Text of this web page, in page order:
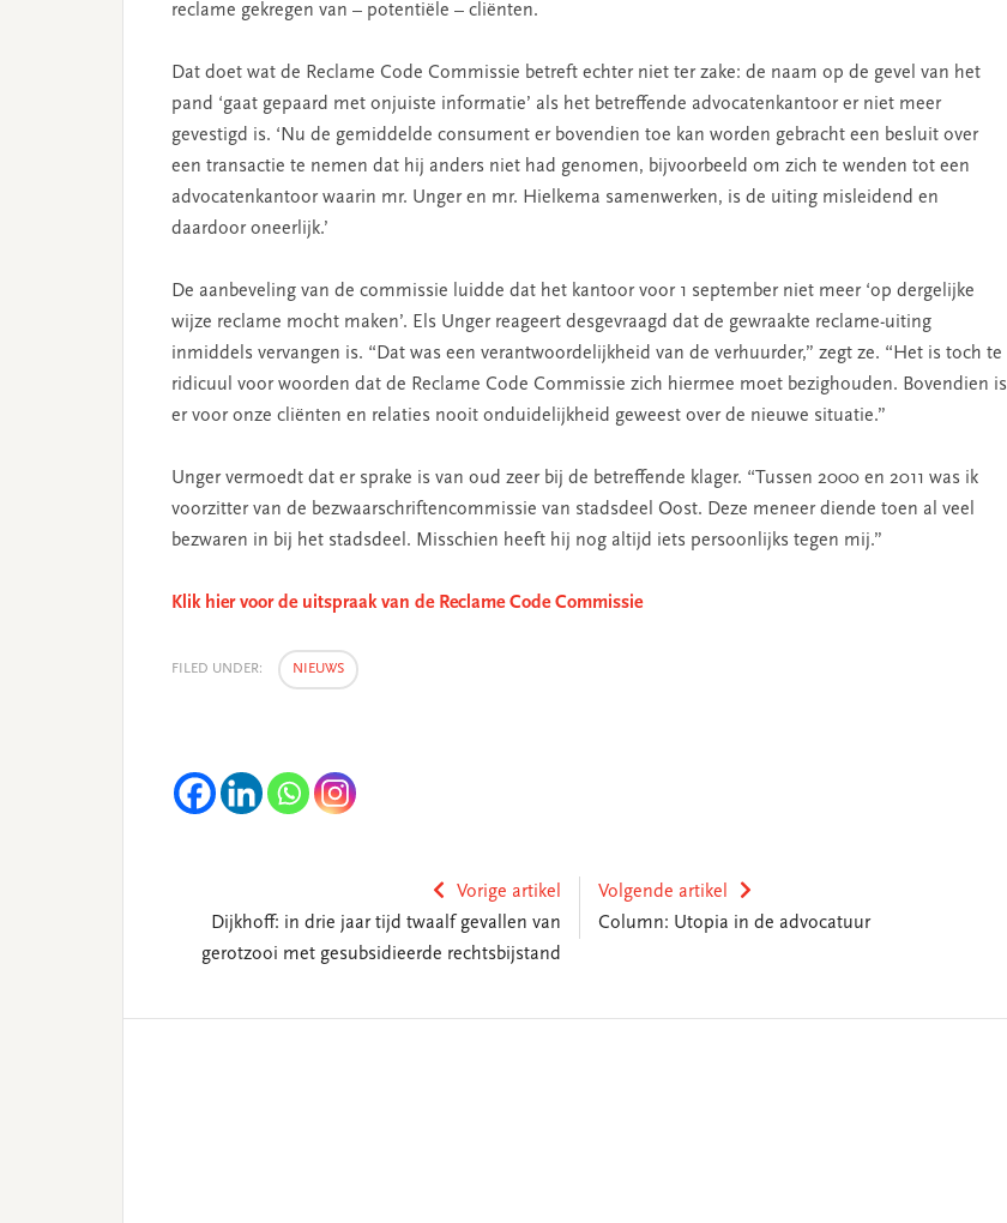
reclame gekregen van – potentiële – cliënten.
Dat doet wat de Reclame Code Commissie betreft echter niet ter zake: de naam op de gevel van het
pand ‘gaat gepaard met onjuiste informatie’ als het betreffende advocatenkantoor er niet meer
gevestigd is. ‘Nu de gemiddelde consument er bovendien toe kan worden gebracht een besluit over
een transactie te nemen dat hij anders niet had genomen, bijvoorbeeld om zich te wenden tot een
advocatenkantoor waarin mr. Unger en mr. Hielkema samenwerken, is de uiting misleidend en
daardoor oneerlijk.’
De aanbeveling van de commissie luidde dat het kantoor voor 1 september niet meer ‘op dergelijke
wijze reclame mocht maken’. Els Unger reageert desgevraagd dat de gewraakte reclame-uiting
inmiddels vervangen is. “Dat was een verantwoordelijkheid van de verhuurder,” zegt ze. “Het is toch te
ridicuul voor woorden dat de Reclame Code Commissie zich hiermee moet bezighouden. Bovendien is
er voor onze cliënten en relaties nooit onduidelijkheid geweest over de nieuwe situatie.”
Unger vermoedt dat er sprake is van oud zeer bij de betreffende klager. “Tussen 2000 en 2011 was ik
voorzitter van de bezwaarschriftencommissie van stadsdeel Oost. Deze meneer diende toen al veel
bezwaren in bij het stadsdeel. Misschien heeft hij nog altijd iets persoonlijks tegen mij.”
Klik hier voor de uitspraak van de Reclame Code Commissie
FILED UNDER: NIEUWS
Vorige artikel
Dijkhoff: in drie jaar tijd twaalf gevallen van
gerotzooi met gesubsidieerde rechtsbijstand
Volgende artikel
Column: Utopia in de advocatuur